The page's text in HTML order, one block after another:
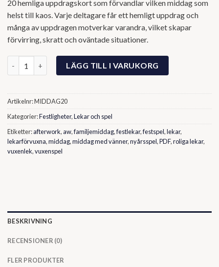
20 hemliga uppdragskort som förvandlar vilken middag som
helst till kaos. Varje deltagare får ett hemligt uppdrag och
många av uppdragen motverkar varandra, vilket skapar
förvirring, skratt och oväntade situationer.
Hemliga Uppdrag till Middagen- 20 st Kort mängd
LÄGG TILL I VARUKORG
Artikelnr:MIDDAG20
Kategorier:Festligheter,Lekar och spel
Etiketter:afterwork,aw,familjemiddag,festlekar,festspel,lekar,
lekarförvuxna,middag,middag med vänner,nyårsspel,PDF,roliga lekar,
vuxenlek,vuxenspel
BESKRIVNING
RECENSIONER (0)
FLER PRODUKTER